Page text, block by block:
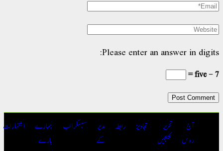
Please enter an answer in
روس
بھیجیں
تجاویز رابطہ سبسکرائب
ہمارے
بارے
اشتہارات